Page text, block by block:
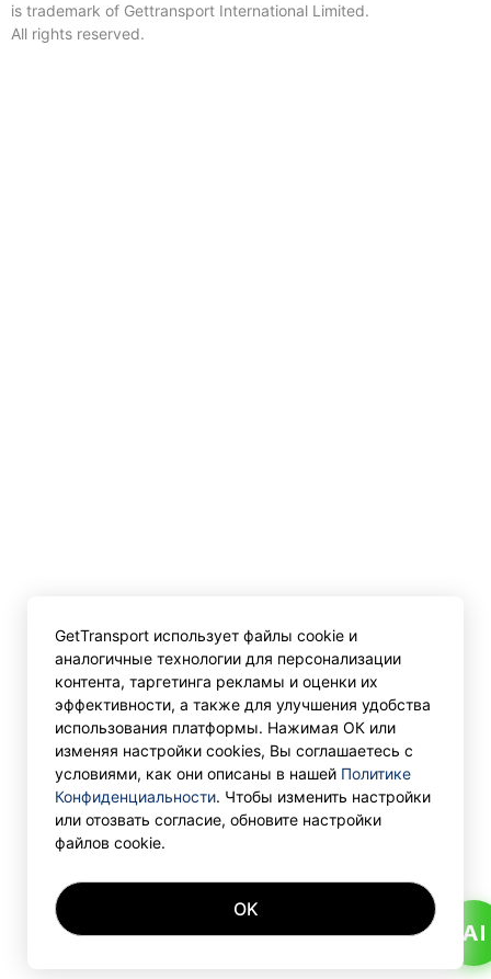
is trademark of Gettransport International Limited.
All rights reserved.
GetTransport использует файлы cookie и
аналогичные технологии для персонализации
контента, таргетинга рекламы и оценки их
эффективности, а также для улучшения удобства
использования платформы. Нажимая ОК или
изменяя настройки cookies, Вы соглашаетесь с
условиями, как они описаны в нашей Политике
Конфиденциальности. Чтобы изменить настройки
или отозвать согласие, обновите настройки
файлов cookie.
OK
AI